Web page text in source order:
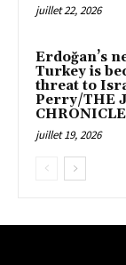
juillet 22, 2026
Erdoğan’s
Turkey is
threat to
Perry/THE
CHRONICLE
juillet 19, 2026